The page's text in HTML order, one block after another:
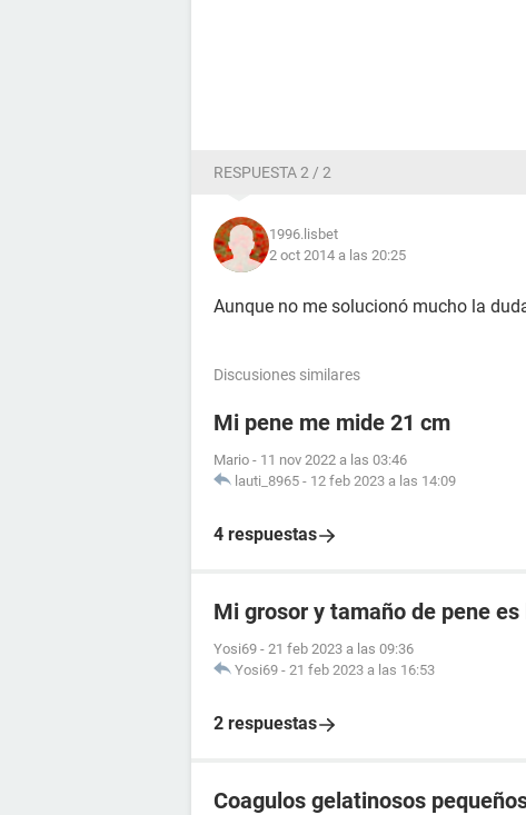
RESPUESTA 2 / 2
1996.lisbet
2 oct 2014 a las 20:25
Aunque no me solucionó mucho la
Discusiones similares
Mi pene me mide 21 cm
Mario - 11 nov 2022 a las 03:46
lauti_8965 - 12 feb 2023 a las 14:09
4 respuestas
Mi grosor y tamaño de pene es
Yosi69 - 21 feb 2023 a las 09:36
Yosi69 - 21 feb 2023 a las 16:53
2 respuestas
Coagulos gelatinosos